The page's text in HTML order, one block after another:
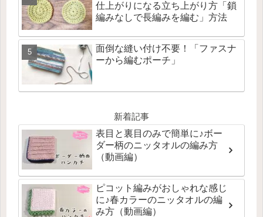
仕上がりになる立ち上がり方「鎖
編みなしで長編みを編む」方法
面倒な縫い付け不要！「ファスナ
ーから編むポーチ」
新着記事
表目と裏目のみで簡単に♪ボー
ダー柄のニッタオルの編み方
（動画編）
ピコット編みがおしゃれな感じ
に♪春カラーのニッタオルの編
み方（動画編）